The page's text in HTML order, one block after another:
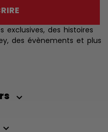
exclusives, des histoires
des évènements et plus